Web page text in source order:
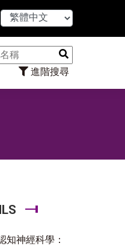
進階搜尋
【7/31】
知神經科學：